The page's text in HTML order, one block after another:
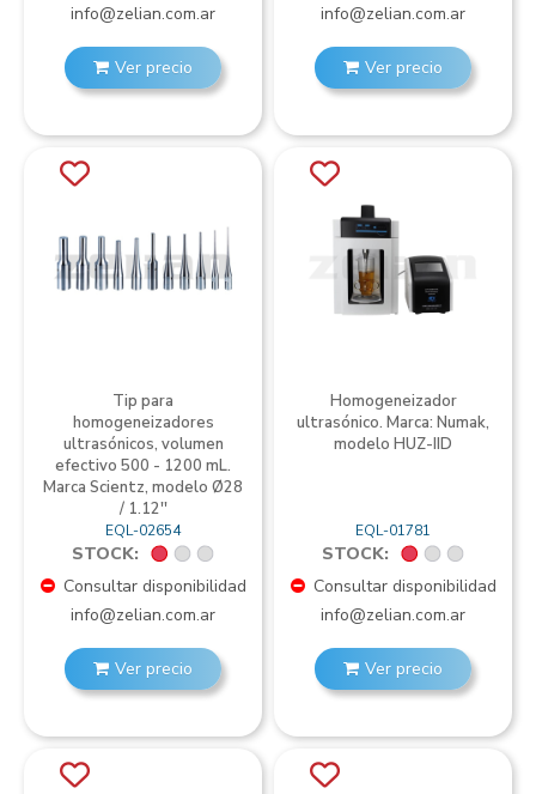
info@zelian.com.ar
Ver precio
info@zelian.com.ar
Ver precio
Tip para
homogeneizadores
ultrasónicos, volumen
efectivo 500 - 1200 mL.
Marca Scientz, modelo Ø28
/ 1.12''
EQL-02654
STOCK:
Consultar disponibilidad
info@zelian.com.ar
Ver precio
Homogeneizador
ultrasónico. Marca: Numak,
modelo HUZ-IID
EQL-01781
STOCK:
Consultar disponibilidad
info@zelian.com.ar
Ver precio